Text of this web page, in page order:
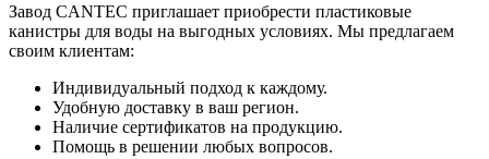
Завод CANTEC приглашает приобрести пластиковые
канистры для воды на выгодных условиях. Мы предлагаем
своим клиентам:
Индивидуальный подход к каждому.
Удобную доставку в ваш регион.
Наличие сертификатов на продукцию.
Помощь в решении любых вопросов.